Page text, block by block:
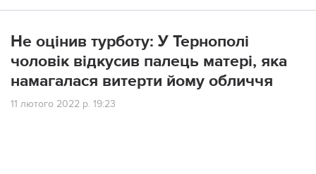
Не оцінив турботу: У Тернополі
чоловік відкусив палець матері, яка
намагалася витерти йому обличчя
11 лютого 2022 р. 19:23